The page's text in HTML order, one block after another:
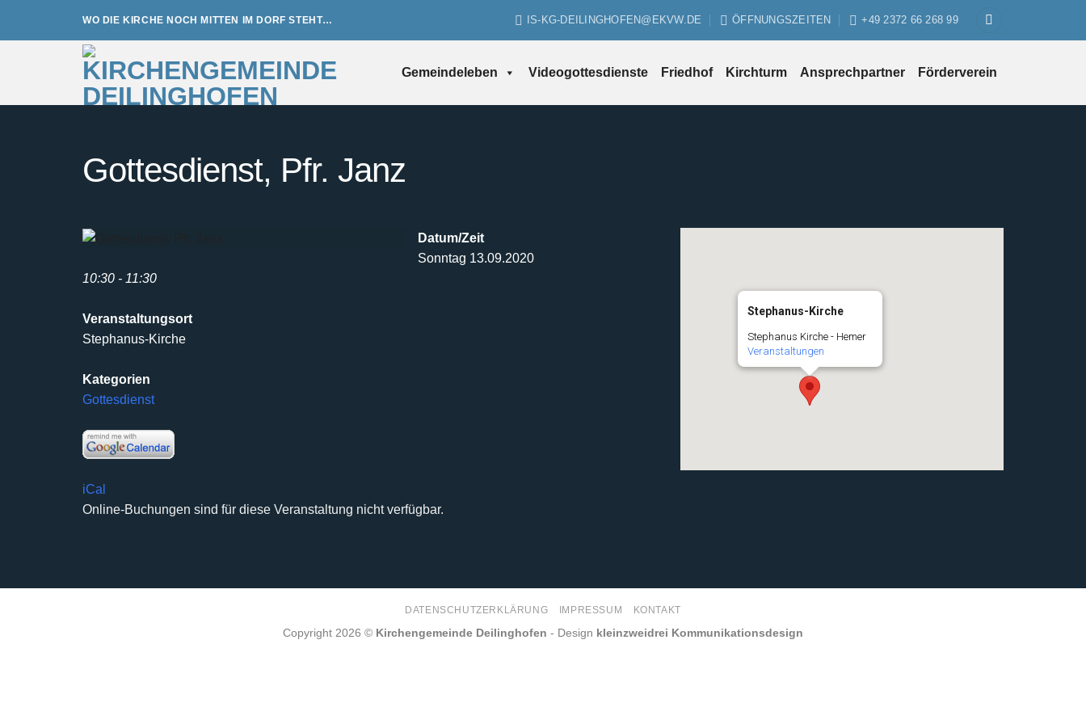
WO DIE KIRCHE NOCH MITTEN IM DORF STEHT… IS-KG-DEILINGHOFEN@EKVW.DE ÖFFNUNGSZEITEN +49 2372 66 268 99
Gemeindeleben Videogottesdienste Friedhof Kirchturm Ansprechpartner Förderverein
Gottesdienst, Pfr. Janz
Stephanus-Kirche
Stephanus Kirche - Hemer
Veranstaltungen
Datum/Zeit
Sonntag 13.09.2020
10:30 - 11:30
Veranstaltungsort
Stephanus-Kirche
Kategorien
Gottesdienst
iCal
Online-Buchungen sind für diese Veranstaltung nicht verfügbar.
DATENSCHUTZERKLÄRUNG IMPRESSUM KONTAKT
Copyright 2026 © Kirchengemeinde Deilinghofen - Design kleinzweidrei Kommunikationsdesign